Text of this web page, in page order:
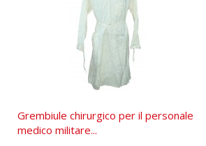
Grembiule chirurgico per il personale
medico militare...